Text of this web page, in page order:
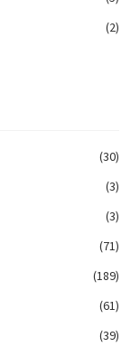
(2)
(30)
(3)
(3)
(71)
(189)
(61)
(39)